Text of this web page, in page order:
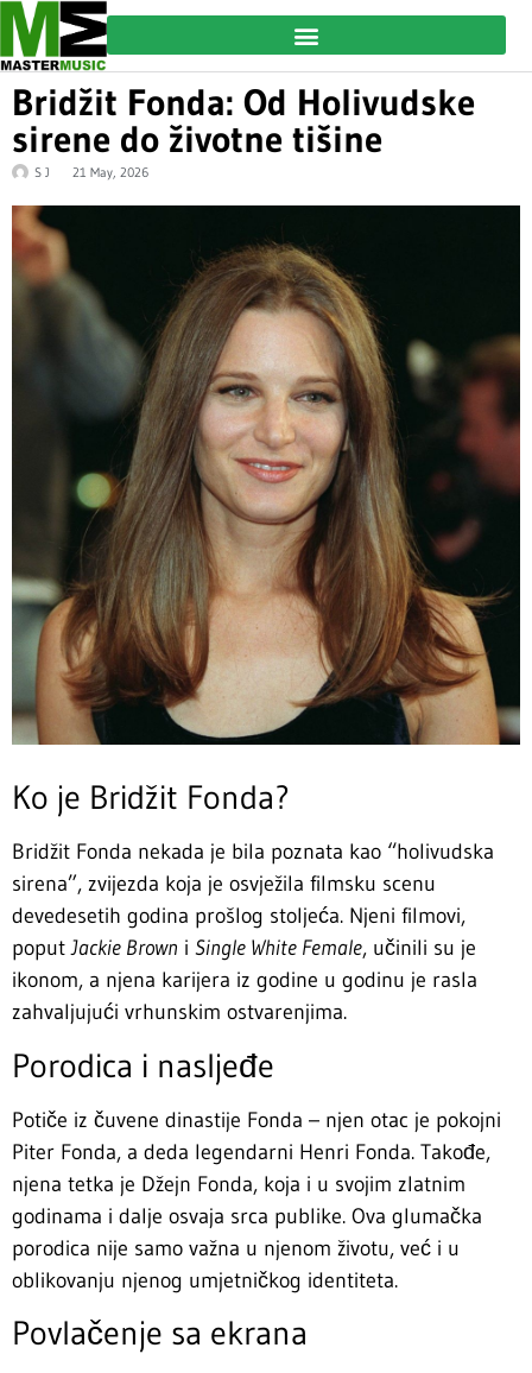
Bridžit Fonda: Od Holivudske
sirene do životne tišine
S J 21 May, 2026
Ko je Bridžit Fonda?
Bridžit Fonda nekada je bila poznata kao “holivudska
sirena”, zvijezda koja je osvježila filmsku scenu
devedesetih godina prošlog stoljeća. Njeni filmovi,
poputJackie Brown i Single White Female, učinili su je
ikonom, a njena karijera iz godine u godinu je rasla
zahvaljujući vrhunskim ostvarenjima.
Porodica i nasljeđe
Potiče iz čuvene dinastije Fonda – njen otac je pokojni
Piter Fonda, a deda legendarni Henri Fonda. Takođe,
njena tetka je Džejn Fonda, koja i u svojim zlatnim
godinama i dalje osvaja srca publike. Ova glumačka
porodica nije samo važna u njenom životu, već i u
oblikovanju njenog umjetničkog identiteta.
Povlačenje sa ekrana